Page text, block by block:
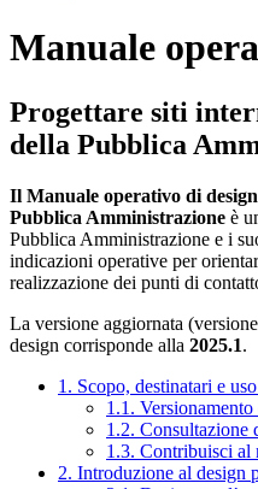
Manuale
Progettare siti
della Pubblica
Il Manuale operativo di
Pubblica Amministrazione è
Pubblica Amministrazione e i
indicazioni operative per
realizzazione dei punti di
La versione aggiornata
design corrisponde alla 2025.1.
1. Scopo, destinatari e
1.1.
1.2. Consultazione
1.3. Contribuisci al
2. Introduzione al design